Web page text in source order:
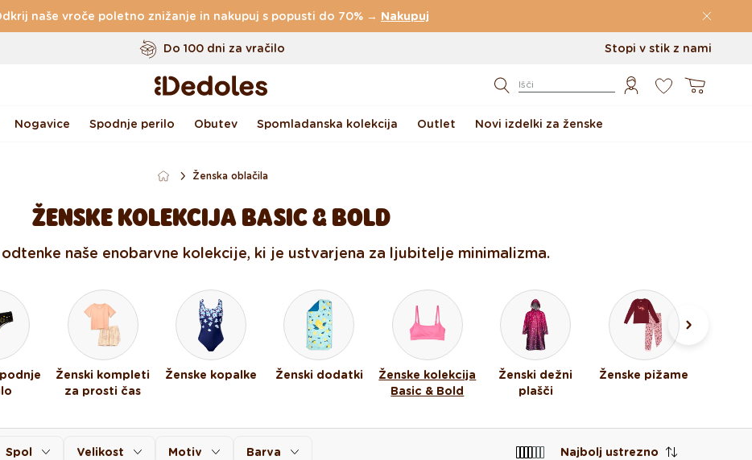
naše vroče poletno znižanje in nakupuj s popusti do 70% → Nakupuj
Brezplačnadostava za naročila nad49 €
Do 100 dni za vračilo
Izvirni dizajn ustvarjen pri nas
Stopi v stik z nami
Išči Košarica
Nogavice Spodnje perilo Obutev Spomladanska kolekcija Outlet Novi izdelki za ženske
Ženska oblačila
ŽENSKE KOLEKCIJA BASIC & BOLD
naše enobarvne kolekcije, ki je ustvarjena za ljubitelje minimalizma.
Ženski kompleti
za prosti čas
Ženske kopalke Ženski dodatki
Ženske kolekcija
Basic & Bold
Ženski dežni
plašči
Ženske pižame
Spol Velikost Motiv Barva Najbolj ustrezno